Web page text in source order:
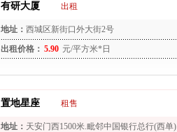
有研大厦 出租
地址： 西城区新街口外大街2号
出租价格： 5.90 元/平方米*日
置地星座 租售
地址： 天安门西1500米.毗邻中国银行总行(西单)